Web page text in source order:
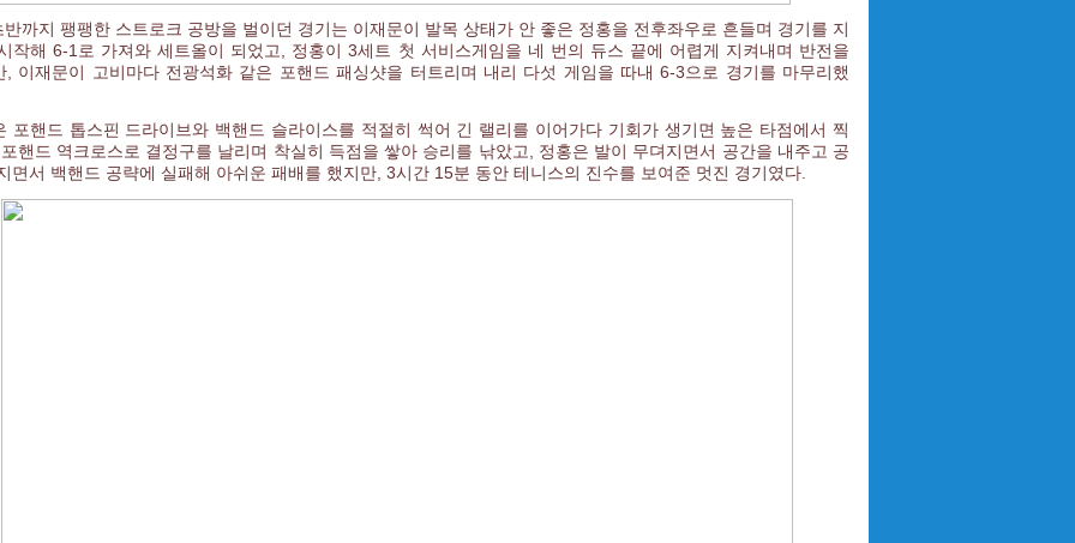
반까지 팽팽한 스트로크 공방을 벌이던 경기는 이재문이 발목 상태가 안 좋은 정홍을 전후좌우로 흔들며 경기를 지
작해 6-1로 가져와 세트올이 되었고, 정홍이 3세트 첫 서비스게임을 네 번의 듀스 끝에 어렵게 지켜내며 반전을
, 이재문이 고비마다 전광석화 같은 포핸드 패싱샷을 터트리며 내리 다섯 게임을 따내 6-3으로 경기를 마무리했
포핸드 톱스핀 드라이브와 백핸드 슬라이스를 적절히 썩어 긴 랠리를 이어가다 기회가 생기면 높은 타점에서 찍
핸드 역크로스로 결정구를 날리며 착실히 득점을 쌓아 승리를 낚았고, 정홍은 발이 무뎌지면서 공간을 내주고 공
면서 백핸드 공략에 실패해 아쉬운 패배를 했지만, 3시간 15분 동안 테니스의 진수를 보여준 멋진 경기였다.